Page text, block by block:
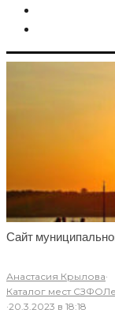
Сайт
Анастасия Крылова·
Каталог мест СЗФО
·20.3.2023 в 18:18